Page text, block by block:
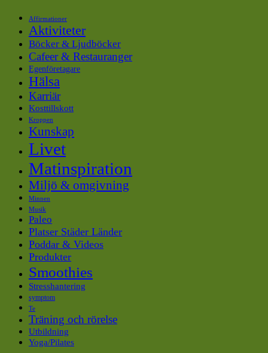
Affirmationer
Aktiviteter
Böcker & Ljudböcker
Cafeer & Restauranger
Egenföretagare
Hälsa
Karriär
Kosttillskott
Kroppen
Kunskap
Livet
Matinspiration
Miljö & omgivning
Minnen
Musik
Paleo
Platser Städer Länder
Poddar & Videos
Produkter
Smoothies
Stresshantering
symptom
Te
Träning och rörelse
Utbildning
Yoga/Pilates